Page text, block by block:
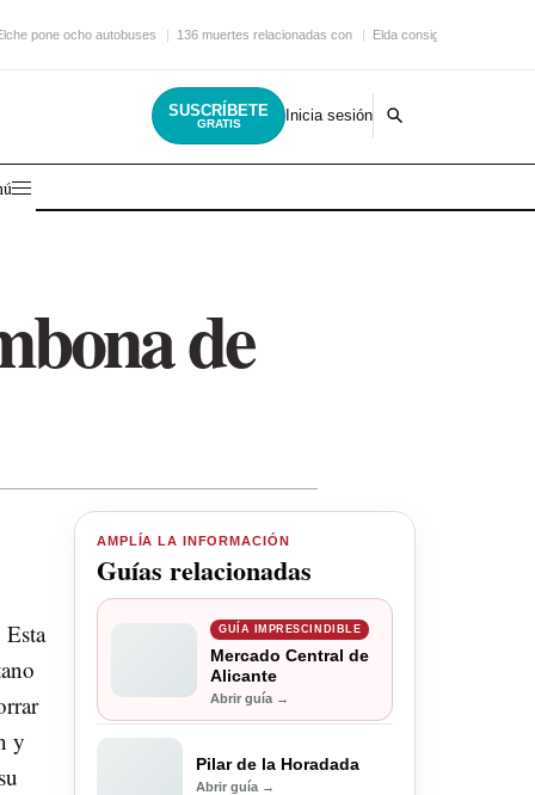
pone ocho autobuses 136 muertes relacionadas con Elda consigue una nueva
SUSCRÍBETE
GRATIS Inicia sesión
de
y
AMPLÍA LA INFORMACIÓN
Guías relacionadas
GUÍA IMPRESCINDIBLE
Mercado Central de
Alicante
Abrir guía →
Pilar de la Horadada
Abrir guía →